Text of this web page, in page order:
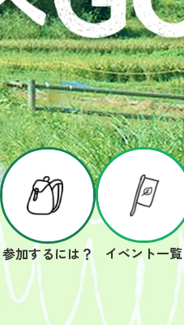
参加するには？ イベント一覧